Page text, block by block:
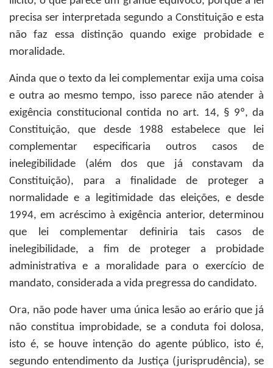
precisa ser interpretada segundo a Constituição e esta
não faz essa distinção quando exige probidade e
moralidade.
Ainda que o texto da lei complementar exija uma coisa
e outra ao mesmo tempo, isso parece não atender à
exigência constitucional contida no art. 14, § 9º, da
Constituição, que desde 1988 estabelece que lei
complementar especificaria outros casos de
inelegibilidade (além dos que já constavam da
Constituição), para a finalidade de proteger a
normalidade e a legitimidade das eleições, e desde
1994, em acréscimo à exigência anterior, determinou
que lei complementar definiria tais casos de
inelegibilidade, a fim de proteger a probidade
administrativa e a moralidade para o exercício de
mandato, considerada a vida pregressa do candidato.
Ora, não pode haver uma única lesão ao erário que já
não constitua improbidade, se a conduta foi dolosa,
isto é, se houve intenção do agente público, isto é,
segundo entendimento da Justiça (jurisprudência), se